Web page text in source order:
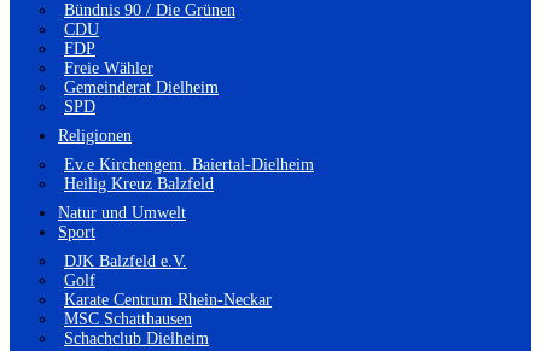
Bündnis 90 / Die Grünen
CDU
FDP
Freie Wähler
Gemeinderat Dielheim
SPD
Religionen
Ev.e Kirchengem. Baiertal-Dielheim
Heilig Kreuz Balzfeld
Natur und Umwelt
Sport
DJK Balzfeld e.V.
Golf
Karate Centrum Rhein-Neckar
MSC Schatthausen
Schachclub Dielheim